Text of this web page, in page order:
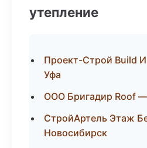
утепление
Проект-Строй Build
Уфа
ООО Бригадир Roof
СтройАртель Этаж
Новосибирск